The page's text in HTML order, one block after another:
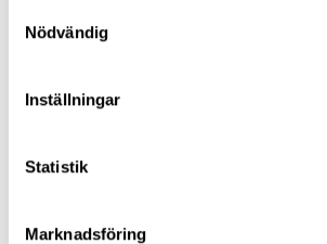
Nödvändig
Inställningar
Statistik
Marknadsföring